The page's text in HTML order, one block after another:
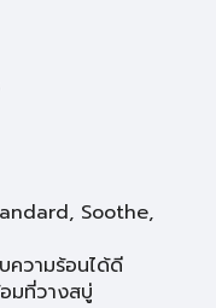
Soothe,
ความร้อนได้ดี
มที่วางสบู่